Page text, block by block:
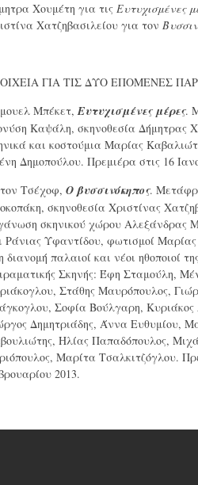
Χουμέτη για τις Ευτυχισμένες
Χατζηβασιλείου για τον
ΓΙΑ ΤΙΣ ΔΥΟ ΕΠΟΜΕΝΕΣ
Μπέκετ,Ευτυχισμένες μέρες.
Καψάλη, σκηνοθεσία Δήμητρας
και κοστούμια Μαρίας
Δημοπούλου. Πρεμιέρα στις 16
Τσέχοφ, Ο βυσσινόκηπος.
σκηνοθεσία Χριστίνας
σκηνικού χώρου Αλεξάνδρας
Ράνιας Υφαντίδου, φωτισμοί
διανομή παλαιοί και νέοι ηθοποιοί
Σκηνής: Έφη Σταμούλη,
Στάθης Μαυρόπουλος,
Σοφία Βούλγαρη, Κυριάκος
Δημητριάδης, Άννα Ευθυμίου,
Ηλίας Παπαδόπουλος,
Μαρίτα Τσαλκιτζόγλου.
2013.